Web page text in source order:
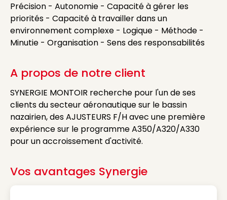
Précision - Autonomie - Capacité à gérer les
priorités - Capacité à travailler dans un
environnement complexe - Logique - Méthode -
Minutie - Organisation - Sens des responsabilités
A propos de notre client
SYNERGIE MONTOIR recherche pour l'un de ses
clients du secteur aéronautique sur le bassin
nazairien, des AJUSTEURS F/H avec une première
expérience sur le programme A350/A320/A330
pour un accroissement d'activité.
Vos avantages Synergie